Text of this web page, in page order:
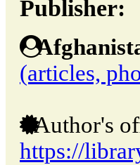
Publisher:
(articles,
Author's
https://